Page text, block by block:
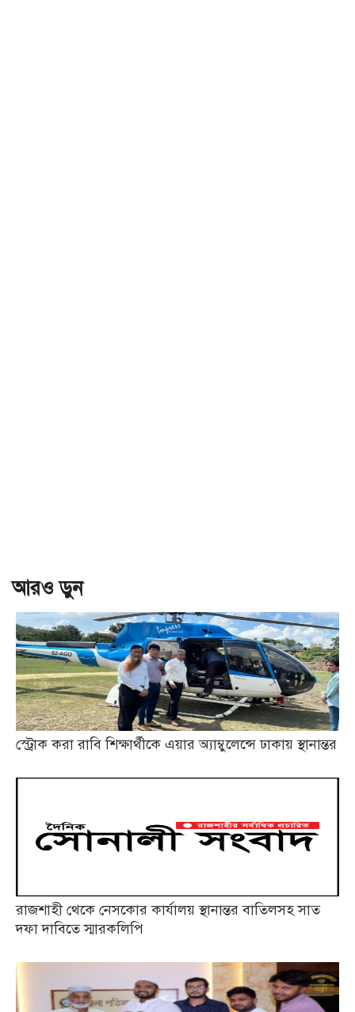
আরও ড়ুন
স্ট্রোক করা রাবি শিক্ষার্থীকে এয়ার অ্যাম্বুলেন্সে ঢাকায় স্থানান্তর
রাজশাহী থেকে নেসকোর কার্যালয় স্থানান্তর বাতিলসহ সাত
দফা দাবিতে স্মারকলিপি